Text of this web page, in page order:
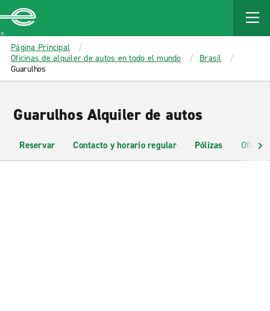
MAIN
CONTENT
Enterprise
Página Principal
Oficinas de alquiler de autos en todo el mundo
Brasil
Guarulhos
Guarulhos Alquiler de autos
Reservar Contacto y horario regular Pólizas